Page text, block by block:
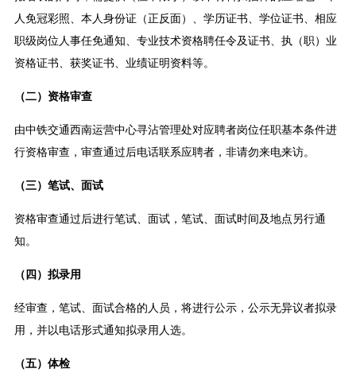
人免冠彩照、本人身份证（正反面）、学历证书、学位证书、相应
职级岗位人事任免通知、专业技术资格聘任令及证书、执（职）业
资格证书、获奖证书、业绩证明资料等。
（二）资格审查
由中铁交通西南运营中心寻沾管理处对应聘者岗位任职基本条件进
行资格审查，审查通过后电话联系应聘者，非请勿来电来访。
（三）笔试、面试
资格审查通过后进行笔试、面试，笔试、面试时间及地点另行通
知。
（四）拟录用
经审查，笔试、面试合格的人员，将进行公示，公示无异议者拟录
用，并以电话形式通知拟录用人选。
（五）体检